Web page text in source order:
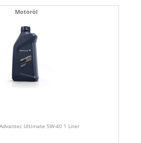
Motoröl
Ultimate 5W-40 1 Liter